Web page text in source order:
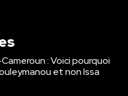
: Voici pourquoi
et non Issa